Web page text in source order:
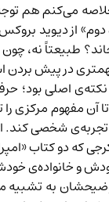
می‌کنم هم
از دیوید
طبیعتاً
در پیش بردن
اصلی بود؛
تا آن مفهوم
شخصی
که دو کتاب «
و خانواده‌ی
به